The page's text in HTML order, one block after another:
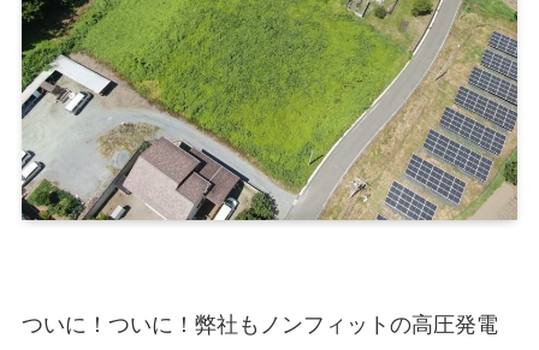
ついに！ついに！弊社もノンフィットの高圧発電